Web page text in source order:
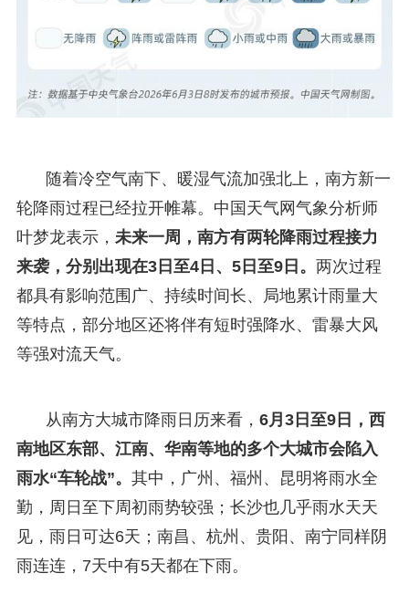
随着冷空气南下、暖湿气流加强北上，南方新一
轮降雨过程已经拉开帷幕。中国天气网气象分析师
叶梦龙表示， 未来一周，南方有两轮降雨过程接力
来袭，分别出现在3日至4日、5日至9日。 两次过程
都具有影响范围广、持续时间长、局地累计雨量大
等特点，部分地区还将伴有短时强降水、雷暴大风
等强对流天气。
从南方大城市降雨日历来看， 6月3日至9日，西
南地区东部、江南、华南等地的多个大城市会陷入
雨水“车轮战”。 其中，广州、福州、昆明将雨水全
勤，周日至下周初雨势较强；长沙也几乎雨水天天
见，雨日可达6天；南昌、杭州、贵阳、南宁同样阴
雨连连，7天中有5天都在下雨。